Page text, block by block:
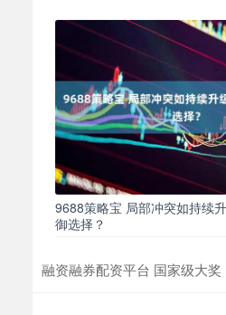
9688策略宝 局部冲突如持续
御选择？
融资融券配资平台 国家级大奖